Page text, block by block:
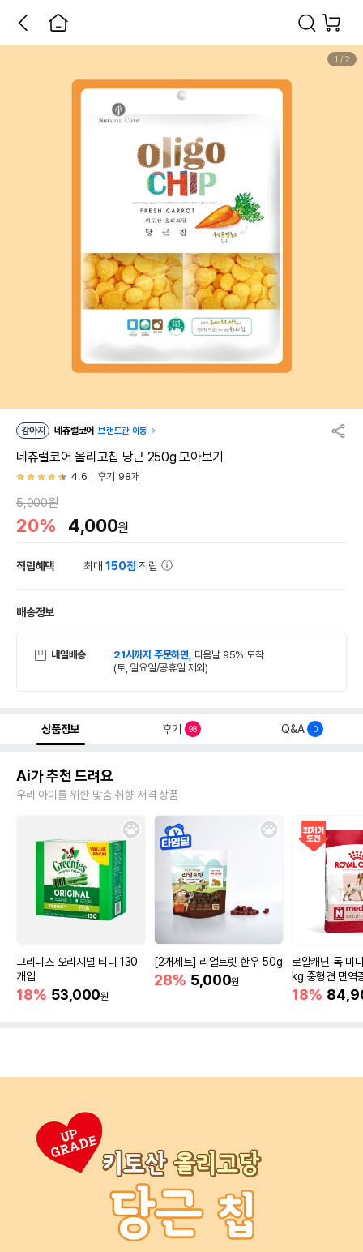
1 / 2
강아지 네츄럴코어 브랜드관 이동
네츄럴코어 올리고칩 당근 250g 모아보기
4.6 후기 98개
5,000원
20% 4,000원
적립혜택 최대150점 적립
배송정보
내일배송 21시까지 주문하면, 다음날 95% 도착
(토, 일요일/공휴일 제외)
상품정보 후기 98 Q&A 0
Ai가 추천 드려요
우리 아이를 위한 맞춤 취향 저격 상품
그리니즈 오리지널 티니 130
개입
18% 53,000원
[2개세트] 리얼트릿 한우 50g
28% 5,000원
로얄캐닌 독 미
kg 중형견 면역
18%